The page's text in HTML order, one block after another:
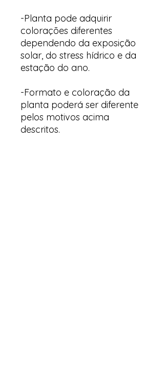
-Planta pode adquirir
colorações diferentes
dependendo da exposição
solar, do stress hídrico e da
estação do ano.
-Formato e coloração da
planta poderá ser diferente
pelos motivos acima
descritos.